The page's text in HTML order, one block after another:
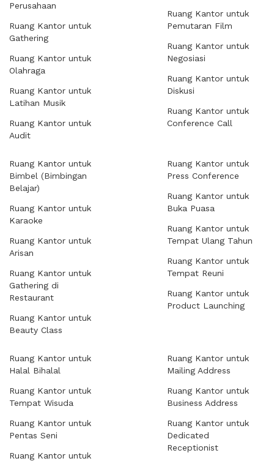
Perusahaan
Ruang Kantor untuk
Gathering
Ruang Kantor untuk
Olahraga
Ruang Kantor untuk
Latihan Musik
Ruang Kantor untuk
Audit
Ruang Kantor untuk
Pemutaran Film
Ruang Kantor untuk
Negosiasi
Ruang Kantor untuk
Diskusi
Ruang Kantor untuk
Conference Call
Ruang Kantor untuk
Bimbel (Bimbingan
Belajar)
Ruang Kantor untuk
Karaoke
Ruang Kantor untuk
Arisan
Ruang Kantor untuk
Gathering di
Restaurant
Ruang Kantor untuk
Beauty Class
Ruang Kantor untuk
Press Conference
Ruang Kantor untuk
Buka Puasa
Ruang Kantor untuk
Tempat Ulang Tahun
Ruang Kantor untuk
Tempat Reuni
Ruang Kantor untuk
Product Launching
Ruang Kantor untuk
Halal Bihalal
Ruang Kantor untuk
Tempat Wisuda
Ruang Kantor untuk
Pentas Seni
Ruang Kantor untuk
Ruang Kantor untuk
Mailing Address
Ruang Kantor untuk
Business Address
Ruang Kantor untuk
Dedicated
Receptionist